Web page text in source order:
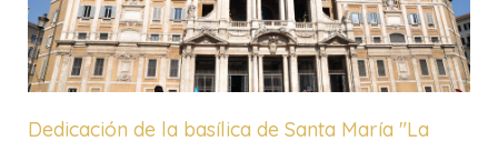
Dedicación de la basílica de Santa María "La